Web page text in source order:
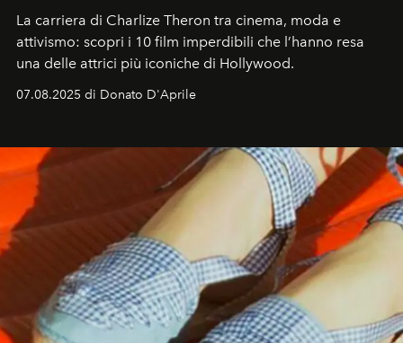
La carriera di Charlize Theron tra cinema, moda e
attivismo: scopri i 10 film imperdibili che l’hanno resa
una delle attrici più iconiche di Hollywood.
07.08.2025 di Donato D'Aprile